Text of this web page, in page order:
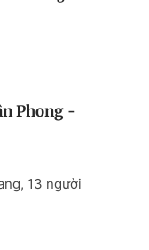
Phong -
13 người